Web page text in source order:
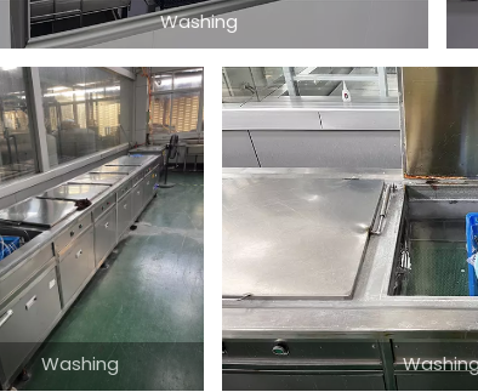
Washing
Washing